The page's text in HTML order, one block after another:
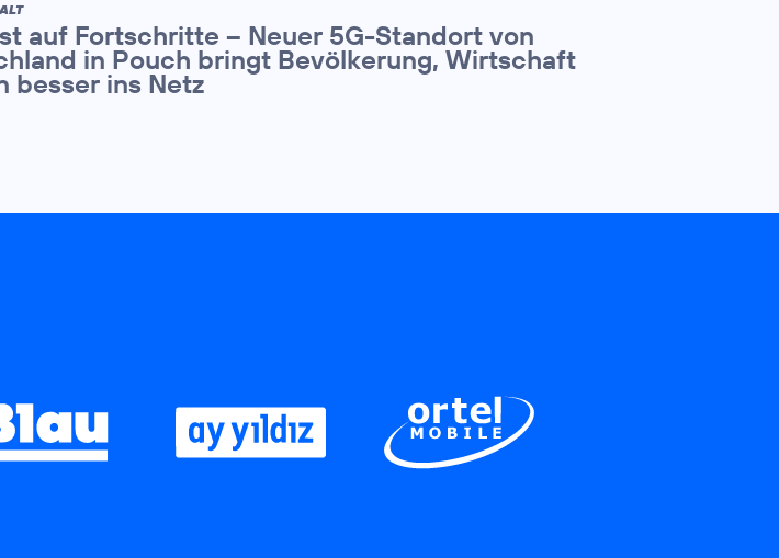
auf Fortschritte – Neuer 5G-Standort von
in Pouch bringt Bevölkerung, Wirtschaft
besser ins Netz